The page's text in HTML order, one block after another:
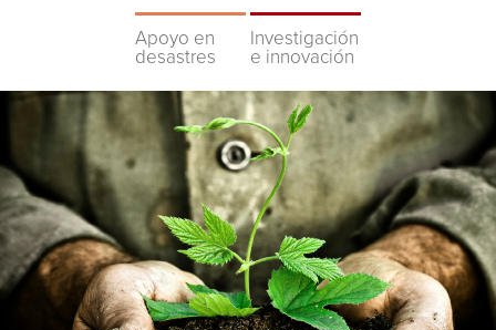
Apoyo en
desastres
Investigación
e innovación